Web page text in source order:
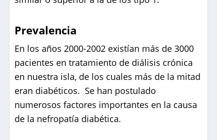
Prevalencia
En los años 2000-2002 existían más de 3000
pacientes en tratamiento de diálisis crónica
en nuestra isla, de los cuales más de la mitad
eran diabéticos. Se han postulado
numerosos factores importantes en la causa
de la nefropatía diabética.